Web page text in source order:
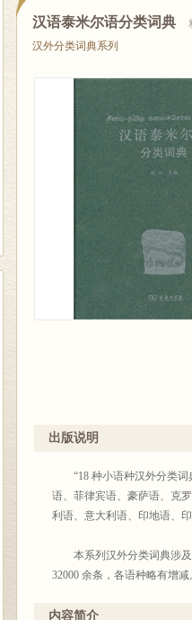
汉语泰米尔语分类词典
汉外分类词典系列
出版说明
“18 种小语种汉外分类词
语、菲律宾语、豪萨语、克
利语、意大利语、印地语、印
本系列汉外分类词典涉及
32000 余条，各语种略有增
部汉语词条按音序排列的页
内容简介